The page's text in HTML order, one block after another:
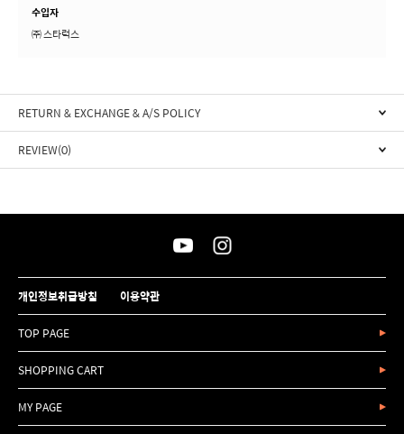
수입자
㈜ 스타럭스
RETURN & EXCHANGE & A/S POLICY
REVIEW(0)
개인정보취급방침 이용약관
TOP PAGE
SHOPPING CART
MY PAGE